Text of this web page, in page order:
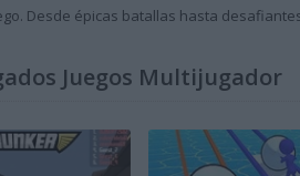
Desde épicas batallas hasta
Juegos Multijugador